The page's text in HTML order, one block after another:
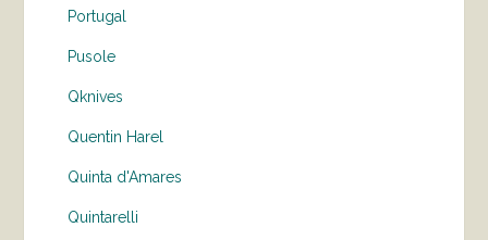
Portugal
Pusole
Qknives
Quentin Harel
Quinta d'Amares
Quintarelli